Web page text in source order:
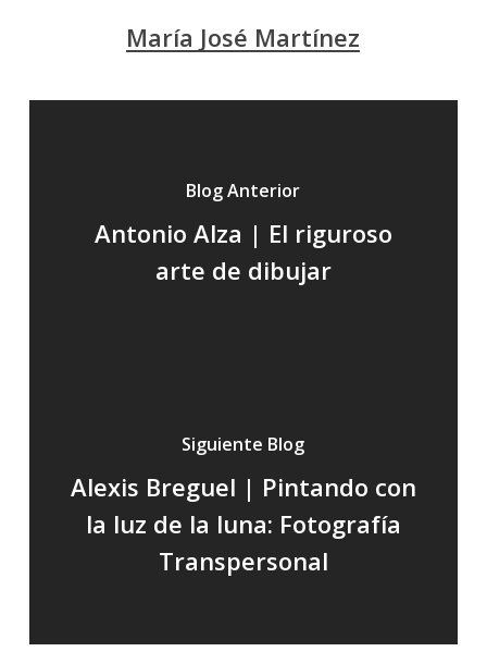
María José Martínez
Blog Anterior
Antonio Alza | El riguroso
arte de dibujar
Siguiente Blog
Alexis Breguel | Pintando con
la luz de la luna: Fotografía
Transpersonal